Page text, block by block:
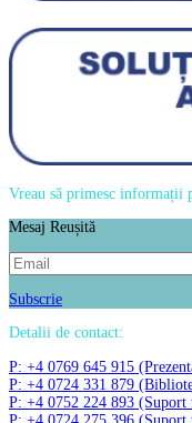
Vreau să primesc informații
Mesaj Reușită
Subscrie
Detalii de contact:
P: +4 0769 645 915
P: +4 0724 331 879
P: +4 0752 224 893 (Suport